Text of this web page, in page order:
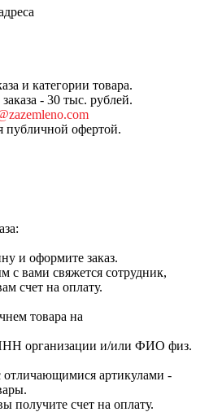
и категории товара.
- 30 тыс. рублей.
публичной офертой.
и оформите заказ.
вами свяжется сотрудник,
счет на оплату.
товара на
организации и/или ФИО физ.
отличающимися артикулами -
получите счет на оплату.